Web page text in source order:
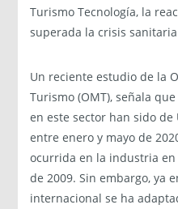
Turismo Tecnología, la
superada la crisis
Un reciente estudio de la
Turismo (OMT), señala
en este sector han sido de
entre enero y mayo de
ocurrida en la industria
de 2009. Sin embargo, ya
internacional se ha